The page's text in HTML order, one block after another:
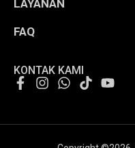
LAYANAN
FAQ
KONTAK KAMI